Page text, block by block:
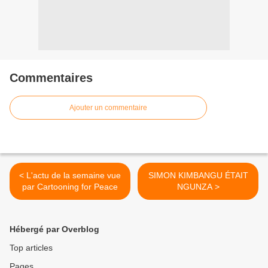
Commentaires
Ajouter un commentaire
< L'actu de la semaine vue
par Cartooning for Peace
SIMON KIMBANGU ÉTAIT
NGUNZA >
Hébergé par Overblog
Top articles